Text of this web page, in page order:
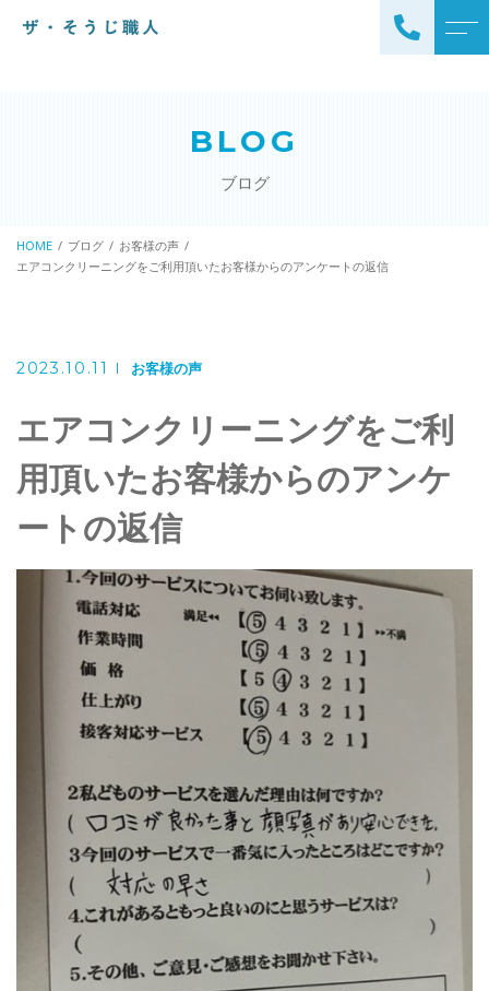
ザ・そうじ職人について
エアコンクリーニング
エアコン完全分解クリーニ
レンジフードクリーニング
浴室クリーニング
風呂釜洗浄・追い炊き配管
クリーニング
トイレクリーニング
除菌清掃
よくある質問
ブログ
ドラム式洗濯機クリーニ
ング
その他のお掃除
BLOG
ブログ
HOME ブログ
お客様の声
エアコンクリーニングをご利用頂いたお客様からのアンケートの返信
2023.10.11 お客様の声
エアコンクリーニングをご利
用頂いたお客様からのアンケ
ートの返信